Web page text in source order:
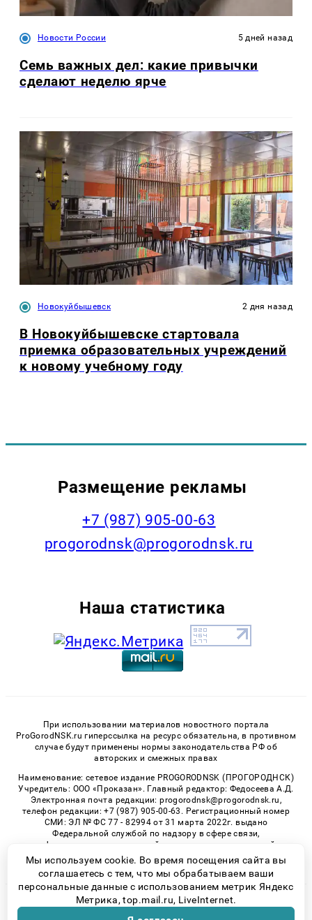
Новости России 5 дней назад
Семь важных дел: какие привычки
сделают неделю ярче
Новокуйбышевск 2 дня назад
В Новокуйбышевске стартовала
приемка образовательных учреждений
к новому учебному году
Размещение рекламы
+7 (987) 905-00-63
progorodnsk@progorodnsk.ru
Наша статистика
При использовании материалов новостного портала
ProGorodNSK.ru гиперссылка на ресурс обязательна, в противном
случае будут применены нормы законодательства РФ об
авторских и смежных правах
Наименование: сетевое издание PROGORODNSK (ПРОГОРОДНСК)
Учредитель: ООО «Проказан». Главный редактор: Федосеева А.Д.
Электронная почта редакции: progorodnsk@progorodnsk.ru,
телефон редакции: +7 (987) 905-00-63. Регистрационный номер
СМИ: ЭЛ № ФС 77 - 82994 от 31 марта 2022г. выдано
Федеральной службой по надзору в сфере связи,
информационных технологий и массовых коммуникаций.
Возрастная категория сайта 16+.
© 2026 «progorodnsk» | Все права защищены
Мы используем cookie. Во время посещения сайта вы
соглашаетесь с тем, что мы обрабатываем ваши
персональные данные с использованием метрик Яндекс
Метрика, top.mail.ru, LiveInternet.